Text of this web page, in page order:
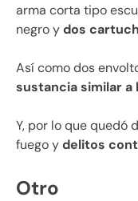
arma corta tipo
negro ydos
Así como dos
sustancia similar a
Y, por lo que quedó
fuego ydelitos
Otro